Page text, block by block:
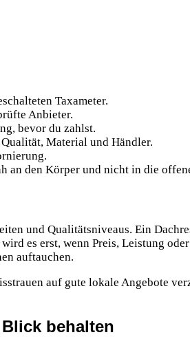
Taxameter.
Anbieter.
bevor du zahlst.
Material und Händler.
an den Körper und nicht in die
und Qualitätsniveaus. Ein
es erst, wenn Preis, Leistung
auftauchen.
auf gute lokale Angebote
behalten